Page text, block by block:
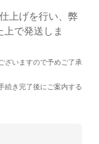
上げを行い、弊
で発送しま
ざいますので予めご了承
続き完了後にご案内する